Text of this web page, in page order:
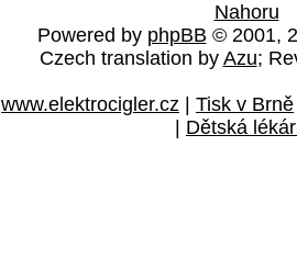
Nahoru
Powered by phpBB © 2001,
Czech translation by Azu;
www.elektrocigler.cz Tisk v Brně
Dětská